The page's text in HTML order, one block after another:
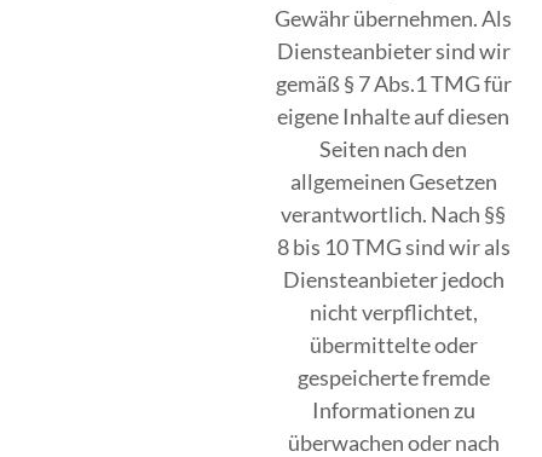
Gewähr übernehmen. Als
Diensteanbieter sind wir
gemäß § 7 Abs.1 TMG für
eigene Inhalte auf diesen
Seiten nach den
allgemeinen Gesetzen
verantwortlich. Nach §§
8 bis 10 TMG sind wir als
Diensteanbieter jedoch
nicht verpflichtet,
übermittelte oder
gespeicherte fremde
Informationen zu
überwachen oder nach